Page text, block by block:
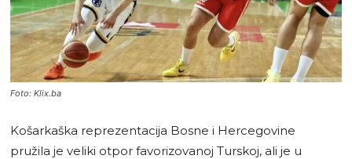
Foto: Klix.ba
Košarkaška reprezentacija Bosne i Hercegovine
pružila je veliki otpor favorizovanoj Turskoj, ali je u